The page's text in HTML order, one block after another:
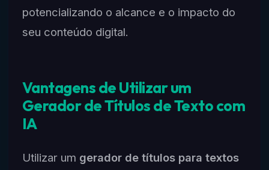
potencializando o alcance e o impacto do
seu conteúdo digital.
Vantagens de Utilizar um
Gerador de Títulos de Texto com
IA
Utilizar um gerador de títulos para textos